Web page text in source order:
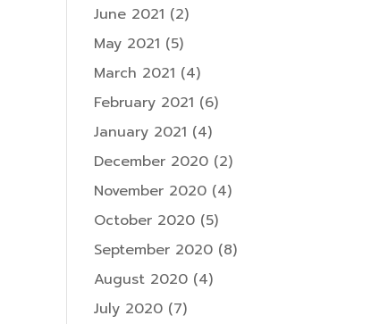
June 2021 (2)
May 2021 (5)
March 2021 (4)
February 2021 (6)
January 2021 (4)
December 2020 (2)
November 2020 (4)
October 2020 (5)
September 2020 (8)
August 2020 (4)
July 2020 (7)